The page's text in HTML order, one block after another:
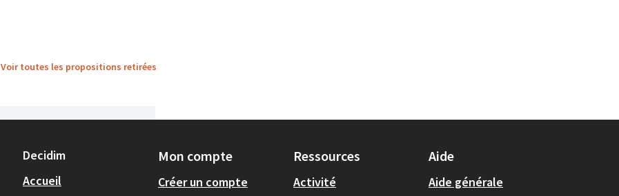
Voir toutes les propositions retirées
Decidim
Accueil
Mon compte
Créer un compte
Ressources
Activité
Aide
Aide générale